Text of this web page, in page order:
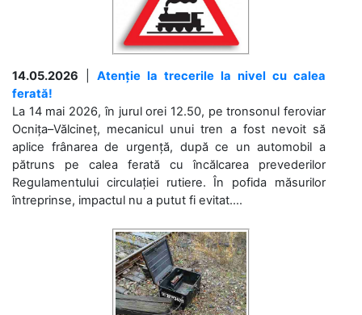
14.05.2026
Atenție la trecerile la nivel cu calea
ferată!
La 14 mai 2026, în jurul orei 12.50, pe tronsonul feroviar
Ocnița–Vălcineț, mecanicul unui tren a fost nevoit să
aplice frânarea de urgență, după ce un automobil a
pătruns pe calea ferată cu încălcarea prevederilor
Regulamentului circulației rutiere. În pofida măsurilor
întreprinse, impactul nu a putut fi evitat....